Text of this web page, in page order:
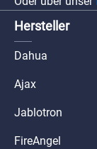
Hersteller
Dahua
Ajax
Jablotron
FireAngel